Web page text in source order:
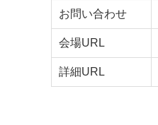
お問い合わせ
会場URL
詳細URL